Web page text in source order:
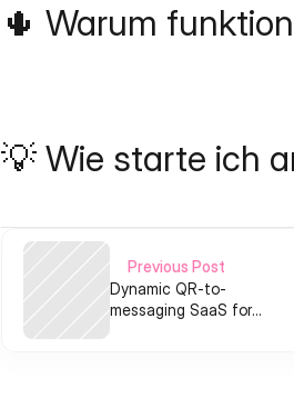
🌵 Warum
💡 Wie starte ich
Previous Post
Dynamic QR-to-
messaging SaaS for